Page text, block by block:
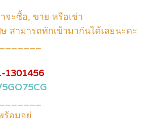
จะซื้อ, ขาย หรือเช่า
สามารถทักเข้ามากันได้เลยนะคะ
1301456
ร้อมอยู่